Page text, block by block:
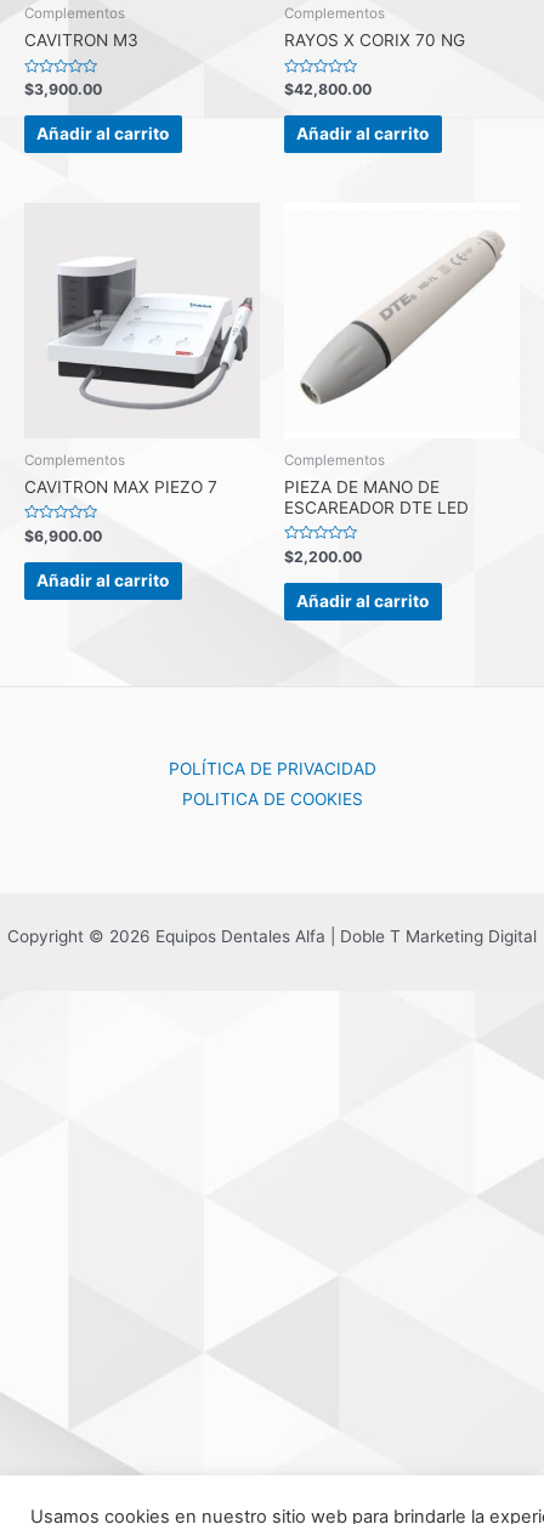
Complementos
CAVITRON M3
Valorado
con
0
$3,900.00
Añadir al carrito
Complementos
RAYOS X CORIX 70 NG
Valorado
con
0
$42,800.00
Añadir al carrito
Complementos
CAVITRON MAX PIEZO 7
Valorado
con
0
$6,900.00
Añadir al carrito
Complementos
PIEZA DE MANO DE
ESCAREADOR DTE LED
Valorado
con
0
$2,200.00
Añadir al carrito
POLÍTICA DE PRIVACIDAD
POLITICA DE COOKIES
Copyright © 2026 Equipos Dentales Alfa | Doble T Marketing Digital
Usamos cookies en nuestro sitio web para brindarle la